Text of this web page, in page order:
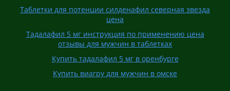
Таблетки для потенции силденафил северная звезда
цена
Тадалафил 5 мг инструкция по применению цена
отзывы для мужчин в таблетках
Купить тадалафил 5 мг в оренбурге
Купить виагру для мужчин в омске